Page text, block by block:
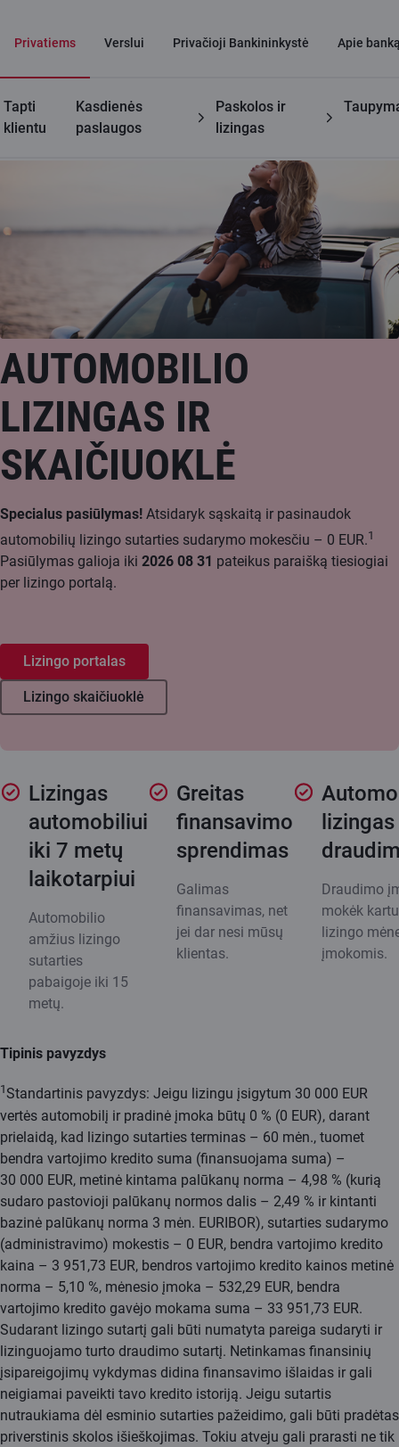
Privatiems Verslui Privačioji Bankininkystė Apie
Tapti
klientu
Kasdienės
paslaugos
Paskolos ir
lizingas
Privatiems klientams
AUTOMOBILIO
LIZINGAS IR
SKAIČIUOKLĖ
Specialus pasiūlymas! Atsidaryk sąskaitą ir pasinaudok
automobilių lizingo sutarties sudarymo mokesčiu – 0 EUR.1
Pasiūlymas galioja iki 2026 08 31 pateikus paraišką tiesiogiai
per lizingo portalą.
Lizingo portalas
Lizingo skaičiuoklė
Lizingas
automobiliui
iki 7 metų
laikotarpiui
Automobilio
amžius lizingo
sutarties
pabaigoje iki 15
metų.
Greitas
finansavimo
sprendimas
Galimas
finansavimas, net
jei dar nesi mūsų
klientas.
Draudimo
mokėk
lizingo
įmokomis.
Tipinis pavyzdys
1 Standartinis pavyzdys: Jeigu lizingu įsigytum 30 000 EUR
vertės automobilį ir pradinė įmoka būtų 0 % (0 EUR), darant
prielaidą, kad lizingo sutarties terminas – 60 mėn., tuomet
bendra vartojimo kredito suma (finansuojama suma) –
30 000 EUR, metinė kintama palūkanų norma – 4,98 % (kurią
sudaro pastovioji palūkanų normos dalis – 2,49 % ir kintanti
bazinė palūkanų norma 3 mėn. EURIBOR), sutarties sudarymo
(administravimo) mokestis – 0 EUR, bendra vartojimo kredito
kaina – 3 951,73 EUR, bendros vartojimo kredito kainos metinė
norma – 5,10 %, mėnesio įmoka – 532,29 EUR, bendra
vartojimo kredito gavėjo mokama suma – 33 951,73 EUR.
Sudarant lizingo sutartį gali būti numatyta pareiga sudaryti ir
lizinguojamo turto draudimo sutartį. Netinkamas finansinių
įsipareigojimų vykdymas didina finansavimo išlaidas ir gali
neigiamai paveikti tavo kredito istoriją. Jeigu sutartis
nutraukiama dėl esminio sutarties pažeidimo, gali būti pradėtas
priverstinis skolos išieškojimas. Tokiu atveju gali prarasti ne tik